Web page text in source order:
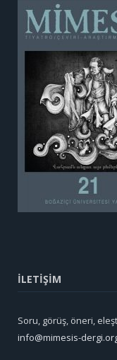
İLETİŞİM
Soru, görüş, öneri,
info@mimesis-